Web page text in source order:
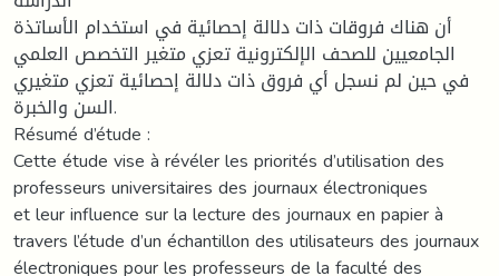
أن هناك فروقات ذات دلالة إحصائية في استخدام الأساتذة
الجامعيين للصحف الإلكترونية تعزي متغير التخصص العلمي
في حين لم نسجل أي فروق ذات دلالة إحصائية تعزي متغيري
السن والخبرة.
Résumé d’étude :
Cette étude vise à révéler les priorités d’utilisation des
professeurs universitaires des journaux électroniques
et leur influence sur la lecture des journaux en papier à
travers l’étude d’un échantillon des utilisateurs des journaux
électroniques pour les professeurs de la faculté des